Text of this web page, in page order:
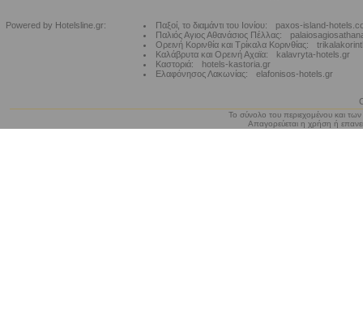
Powered by Hotelsline.gr: Παξοί, το διαμάντι του Ιονίου:
paxos-island-
Παλιός Αγιος Αθανάσιος Πέλλας:
Ορεινή Κορινθία και Τρίκαλα Κορινθίας:
Καλάβρυτα και Ορεινή Αχαϊα:
kalavryta-hotels.gr
Καστοριά:
hotels-kastoria.gr
Ελαφόνησος Λακωνίας:
elafonisos-hotels.gr
Το σύνολο του περιεχομένου και
Απαγορεύεται η χρήση ή